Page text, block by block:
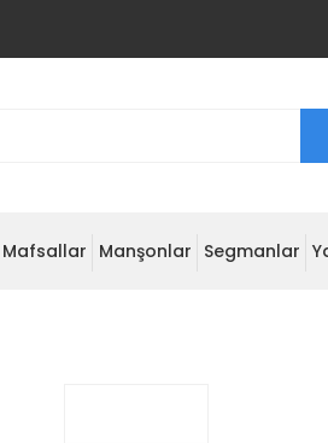
Mafsallar Manşonlar Segmanlar